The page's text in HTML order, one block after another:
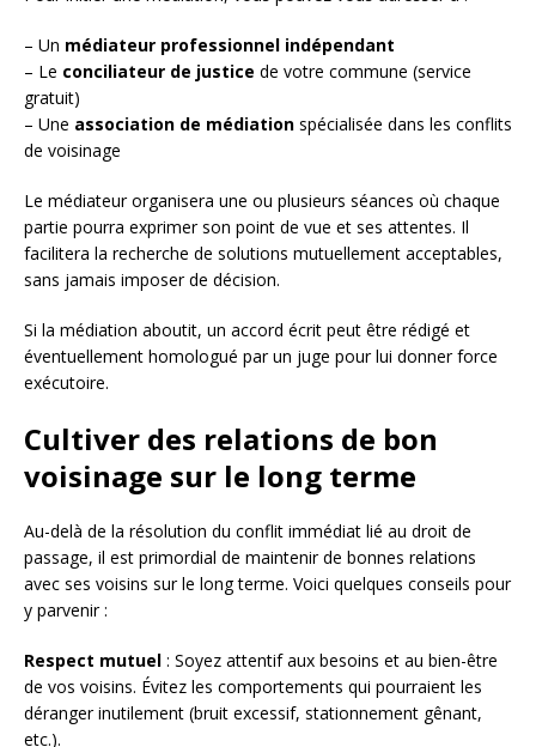
– Un médiateur professionnel indépendant
– Le conciliateur de justice de votre commune (service
gratuit)
– Une association de médiation spécialisée dans les conflits
de voisinage
Le médiateur organisera une ou plusieurs séances où chaque
partie pourra exprimer son point de vue et ses attentes. Il
facilitera la recherche de solutions mutuellement acceptables,
sans jamais imposer de décision.
Si la médiation aboutit, un accord écrit peut être rédigé et
éventuellement homologué par un juge pour lui donner force
exécutoire.
Cultiver des relations de bon
voisinage sur le long terme
Au-delà de la résolution du conflit immédiat lié au droit de
passage, il est primordial de maintenir de bonnes relations
avec ses voisins sur le long terme. Voici quelques conseils pour
y parvenir :
Respect mutuel : Soyez attentif aux besoins et au bien-être
de vos voisins. Évitez les comportements qui pourraient les
déranger inutilement (bruit excessif, stationnement gênant,
etc.).